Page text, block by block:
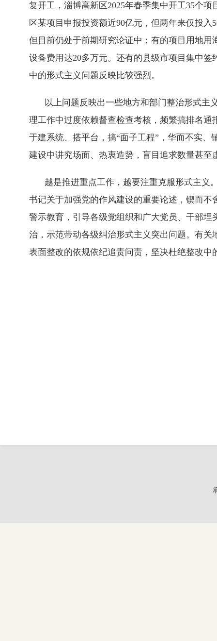
复开工，淄博高新区2025年春季集中开工35个
区某项目申报投资额近90亿元，但两年来仅投
但目前仍处于前期研究论证中；有的项目用地
设备费用达20多万元。还有的县级市项目集中
中的形式主义问题反映比较强烈。
以上问题反映出一些地方和部门整治形式主
理工作中过度依赖督查检查考核，频繁搞排名
于建系统、搭平台，搞“面子工程”，华而不实
建设中讲究场面、热衷造势，盲目追求数量甚至
越是推进重点工作，越要注重克服形式主义
书记关于加强党的作风建设的重要论述，锲而
警示教育，引导各级党组织和广大党员、干部
治，示范带动各级纠治形式主义突出问题。有
表面整改的依规依纪追责问责，坚决杜绝整改中